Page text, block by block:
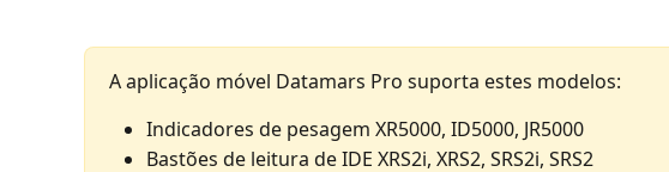
A aplicação móvel Datamars Pro suporta estes modelos:
Indicadores de pesagem XR5000, ID5000, JR5000
Bastões de leitura de IDE XRS2i, XRS2, SRS2i, SRS2